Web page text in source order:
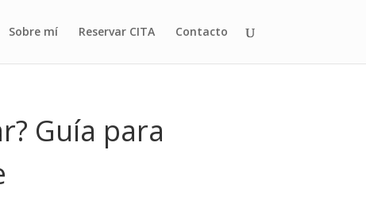
Sobre mí Reservar CITA Contacto
Guía para